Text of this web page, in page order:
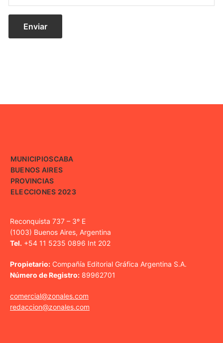
MUNICIPIOSCABA
BUENOS AIRES
PROVINCIAS
ELECCIONES 2023
Reconquista 737 – 3º E
(1003) Buenos Aires, Argentina
Tel. +54 11 5235 0896 Int 202
Propietario: Compañía Editorial Gráfica Argentina S.A.
Número de Registro: 89962701
comercial@zonales.com
redaccion@zonales.com